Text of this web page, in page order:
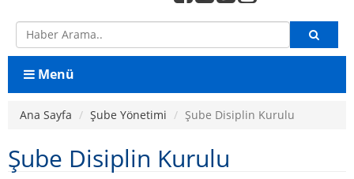
Menü
Ana Sayfa
Birleşik Kamu İş
Ana Sayfa Şube Yönetimi Şube Disiplin Kurulu
Şube Disiplin Kurulu